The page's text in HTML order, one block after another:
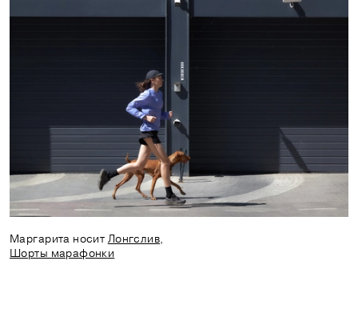
Маргарита носит Лонгслив,
Шорты марафонки